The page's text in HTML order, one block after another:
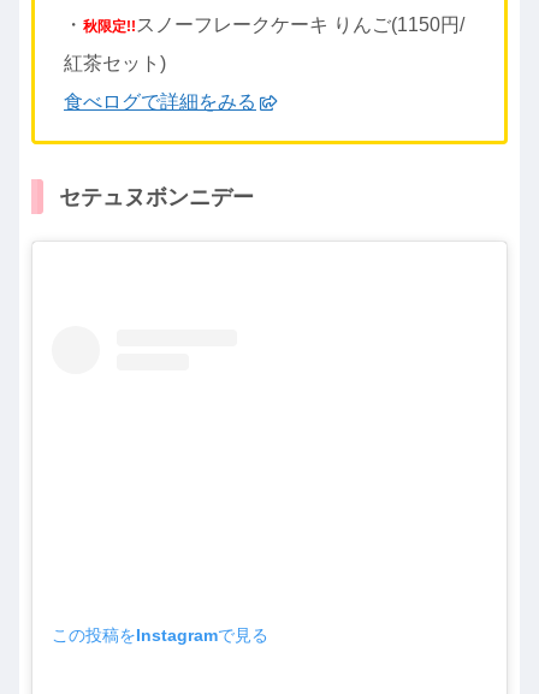
・ 秋限定!! スノーフレークケーキ りんご(1150円/
紅茶セット)
食べログで詳細をみる
セテュヌボンニデー
この投稿をInstagramで見る